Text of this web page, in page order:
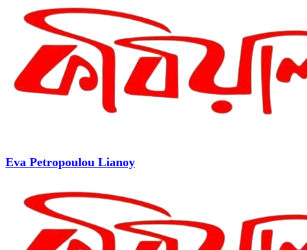
Eva Petropoulou Lianoy